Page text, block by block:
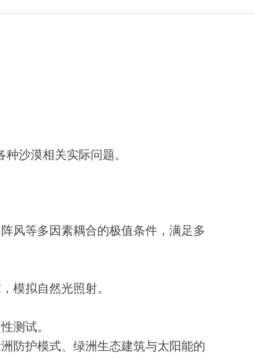
沙漠相关实际问题。
风等多因素耦合的极值条件，满足多
模拟自然光照射。
测试。
防护模式、绿洲生态建筑与太阳能的